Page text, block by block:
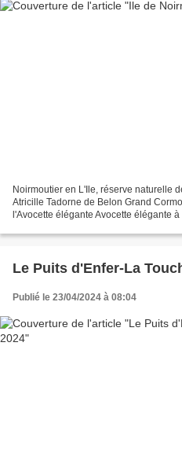
Noirmoutier en L'Ile, réserve naturelle
Atricille Tadorne de Belon Grand
l'Avocette élégante Avocette élégante
Le Puits d'Enfer-La
Publié le 23/04/2024 à 08:04